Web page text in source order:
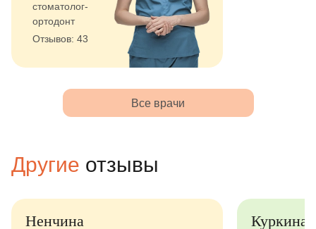
стоматолог-
ортодонт
Отзывов: 43
Все врачи
Другие отзывы
Куркина Юлия